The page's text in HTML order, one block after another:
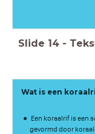
Slide 14 -
Wat is een
Een koraalrif is een
gevormd door